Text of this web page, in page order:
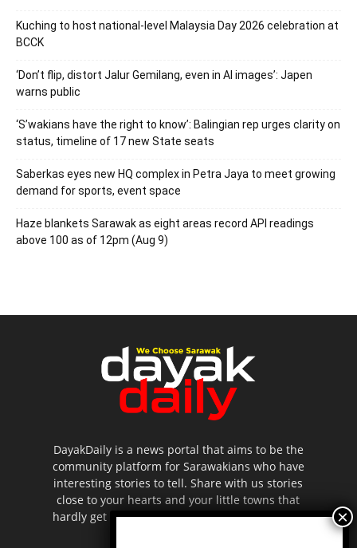
Kuching to host national-level Malaysia Day 2026 celebration at
BCCK
‘Don’t flip, distort Jalur Gemilang, even in AI images’: Japen
warns public
‘S’wakians have the right to know’: Balingian rep urges clarity on
status, timeline of 17 new State seats
Saberkas eyes new HQ complex in Petra Jaya to meet growing
demand for sports, event space
Haze blankets Sarawak as eight areas record API readings
above 100 as of 12pm (Aug 9)
DayakDaily is a news portal that aims to be the
community platform for Sarawakians who have
interesting stories to tell. Share with us stories
close to your hearts and your little towns that
hardly get to be highlighted in the mainstream